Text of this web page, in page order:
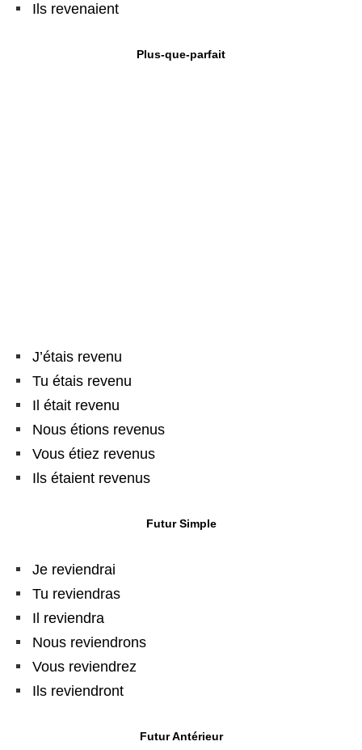
Ils revenaient
Plus-que-parfait
J’étais revenu
Tu étais revenu
Il était revenu
Nous étions revenus
Vous étiez revenus
Ils étaient revenus
Futur Simple
Je reviendrai
Tu reviendras
Il reviendra
Nous reviendrons
Vous reviendrez
Ils reviendront
Futur Antérieur